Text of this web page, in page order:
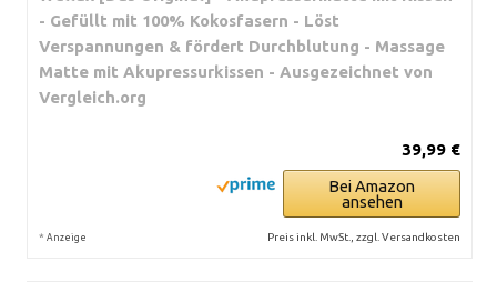
- Gefüllt mit 100% Kokosfasern - Löst
Verspannungen & fördert Durchblutung - Massage
Matte mit Akupressurkissen - Ausgezeichnet von
Vergleich.org
39,99 €
Bei Amazon
ansehen
* Anzeige Preis inkl. MwSt., zzgl. Versandkosten